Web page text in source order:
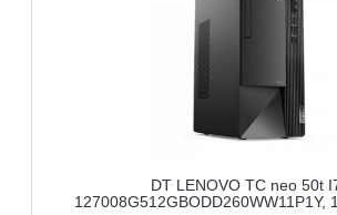
DT LENOVO TC neo 50t
127008G512GBODD260WW11P1Y,